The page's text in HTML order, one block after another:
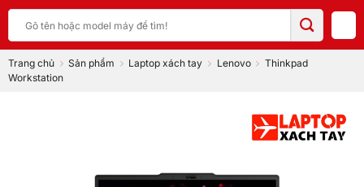
kiếm:
Trang chủ Sản phẩm Laptop xách tay Lenovo
Thinkpad
Workstation